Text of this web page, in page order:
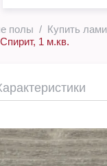
полы Купить
1 м.кв.